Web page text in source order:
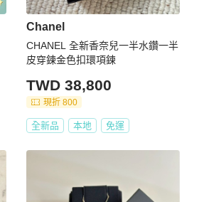
Chanel
CHANEL 全新香奈兒一半水鑽一半
皮穿鍊金色扣環項鍊
TWD 38,800
現折 800
全新品 本地 免運